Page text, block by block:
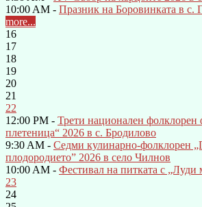
10:00 AM - Празник на Боровинката в с.
more...
16
17
18
19
20
21
22
12:00 PM - Трети национален фолклорен
плетеница“ 2026 в с. Бродилово
9:30 AM - Седми кулинарно-фолклорен
плодородието” 2026 в село Чилнов
10:00 AM - Фестивал на питката с „Луди
23
24